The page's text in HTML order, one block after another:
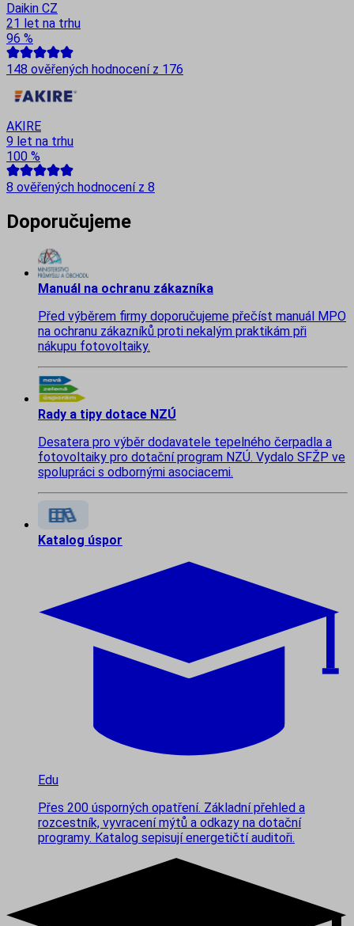
Daikin CZ
21 let na trhu
96 %
148 ověřených hodnocení z 176
AKIRE
9 let na trhu
100 %
8 ověřených hodnocení z 8
Doporučujeme
Manuál na ochranu zákazníka
Před výběrem firmy doporučujeme přečíst manuál MPO
na ochranu zákazníků proti nekalým praktikám při
nákupu fotovoltaiky.
Rady a tipy dotace NZÚ
Desatera pro výběr dodavatele tepelného čerpadla a
fotovoltaiky pro dotační program NZÚ. Vydalo SFŽP ve
spolupráci s odbornými asociacemi.
Katalog úspor
Edu
Přes 200 úsporných opatření. Základní přehled a
rozcestník, vyvracení mýtů a odkazy na dotační
programy. Katalog sepisují energetičtí auditoři.